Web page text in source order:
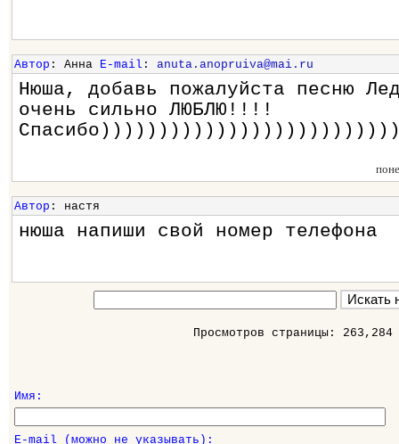
Автор : Анна E-mail : anuta.anopruiva@mai.ru
Нюша, добавь пожалуйста песню
очень сильно ЛЮБЛЮ!!!!
Автор : настя
нюша напиши свой номер телефона
Просмотров страницы: 263,284
Имя:
E-mail (можно не указывать):